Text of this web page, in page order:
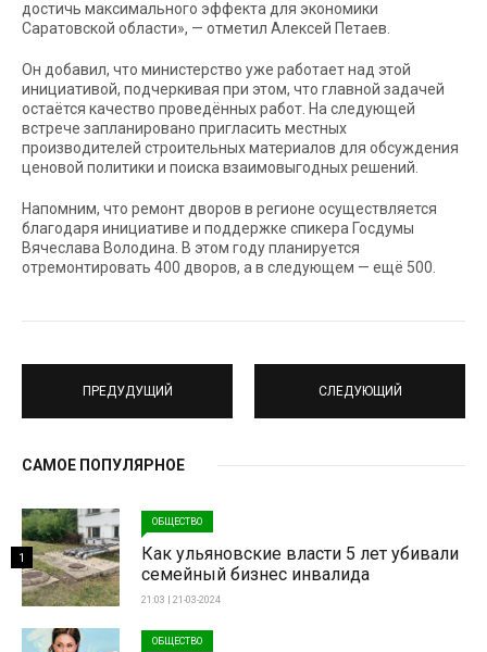
достичь максимального эффекта для экономики
Саратовской области», — отметил Алексей Петаев.
Он добавил, что министерство уже работает над этой
инициативой, подчеркивая при этом, что главной задачей
остаётся качество проведённых работ. На следующей
встрече запланировано пригласить местных
производителей строительных материалов для обсуждения
ценовой политики и поиска взаимовыгодных решений.
Напомним, что ремонт дворов в регионе осуществляется
благодаря инициативе и поддержке спикера Госдумы
Вячеслава Володина. В этом году планируется
отремонтировать 400 дворов, а в следующем — ещё 500.
ПРЕДУДУЩИЙ СЛЕДУЮЩИЙ
САМОЕ ПОПУЛЯРНОЕ
ОБЩЕСТВО
Как ульяновские власти 5 лет убивали
семейный бизнес инвалида
21:03 | 21-03-2024
1
ОБЩЕСТВО